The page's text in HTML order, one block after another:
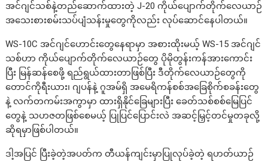
အင်ဂျင်သစ်နဲ့တည်ဆောက်ထားတဲ့ J-20 ကိုယ်ပျောက်တိုက်လေယာဉ်
အသေးစားစမ်းသပ်ပျံသန်းမှုတွေကိုလည်း လုပ်ဆောင်နေပါတယ်။
WS-10C အင်ဂျင်ဟောင်းတွေနေရာမှာ အစားထိုးမယ့် WS-15 အင်ဂျင်
သစ်ဟာ ကိုယ်ပျောက်တိုက်လေယာဉ်တွေ ပိုမိုတွန်းကန်အားကောင်း
ပြီး မြန်ဆန်စေဖို့ ရည်ရွယ်ထားတာဖြစ်ပြီး ဒီတိုက်လေယာဉ်တွေကို
တောင်ကိုရီးယား၊ ဂျပန်နဲ့ ဂူအမ်ရှိ အမေရိကန်စစ်အခြေစိုက်စခန်းတွေ
နဲ့ လက်တကမ်းအကွာမှာ ထားရှိနိုင်ခြေများပြီး ခေတ်သစ်စစ်မြေပြင်
တွေနဲ့ သဟဇတဖြစ်စေမယ့် ပြုပြင်ပြောင်းလဲ အဆင့်မြှင့်တင်မှုတခုလို့
ဆိုရမှာဖြစ်ပါတယ်။
ဒါ့အပြင် ပြီးခဲ့တဲ့အပတ်က တီယန်ကျင်းမှာပြုလုပ်ခဲ့တဲ့ ရဟတ်ယာဉ်